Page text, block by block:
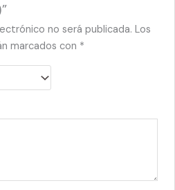
no será publicada. Los
marcados con *